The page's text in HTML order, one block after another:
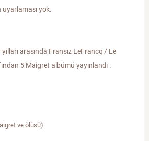
yok.
arasında Fransız LeFrancq / Le
5 Maigret albümü yayınlandı :
ve ölüsü)